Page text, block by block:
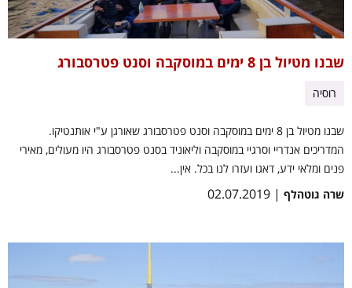
שבנו מטיול בן 8 ימים במוסקבה וסנט פטרסבורג
רוסיה
שבנו מטיול בן 8 ימים במוסקבה וסנט פטרסבורג שאורגן ע"י אותנטיקו.
המדריכים אנדריי וסרגיי במוסקבה וליאוניד בסנט פטרסבורג היו מעולים, מאירי
פנים ומלאי ידע, דאגו ועזרו לנו בכל. אין...
שרה גוטהלף | 02.07.2019